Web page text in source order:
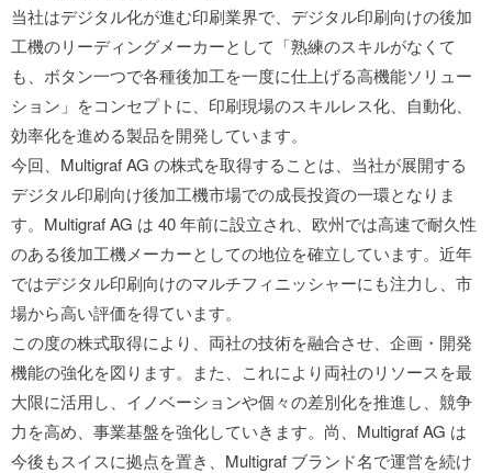
当社はデジタル化が進む印刷業界で、デジタル印刷向けの後加
工機のリーディングメーカーとして「熟練のスキルがなくて
も、ボタン一つで各種後加工を一度に仕上げる高機能ソリュー
ション」をコンセプトに、印刷現場のスキルレス化、自動化、
効率化を進める製品を開発しています。
今回、Multigraf AG の株式を取得することは、当社が展開する
デジタル印刷向け後加工機市場での成長投資の一環となりま
す。Multigraf AG は 40 年前に設立され、欧州では高速で耐久性
のある後加工機メーカーとしての地位を確立しています。近年
ではデジタル印刷向けのマルチフィニッシャーにも注力し、市
場から高い評価を得ています。
この度の株式取得により、両社の技術を融合させ、企画・開発
機能の強化を図ります。また、これにより両社のリソースを最
大限に活用し、イノベーションや個々の差別化を推進し、競争
力を高め、事業基盤を強化していきます。尚、Multigraf AG は
今後もスイスに拠点を置き、Multigraf ブランド名で運営を続け